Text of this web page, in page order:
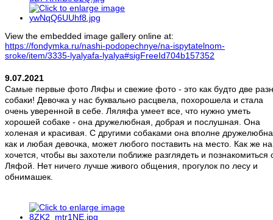
View the embedded image gallery online at:
https://fondymka.ru/nashi-podopechnye/na-ispytatelnom-
sroke/item/3335-lyalyafa-lyalya#sigFreeId704b157352
9.07.2021
Самые первые фото Ляфы и свежие фото - это как будто две
собаки! Девочка у нас буквально расцвела, похорошела и стала
очень уверенной в себе. Ляляфа умеет все, что нужно уметь
хорошей собаке - она дружелюбная, добрая и послушная. Она
холеная и красивая. С другими собаками она вполне
как и любая девочка, может любого поставить на место. Как же
хочется, чтобы вы захотели поближе разглядеть и познакомиться
Ляфой. Нет ничего лучше живого общения, прогулок по лесу и
обнимашек.